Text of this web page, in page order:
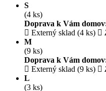
S
(4 ks)
Doprava k Vám
Externý sklad (4 ks)
M
(9 ks)
Doprava k Vám
Externý sklad (9 ks)
L
(3 ks)